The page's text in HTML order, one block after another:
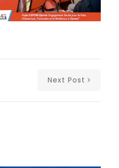
Next Post